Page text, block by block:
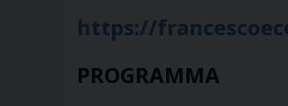
https://
PROGRAMMA